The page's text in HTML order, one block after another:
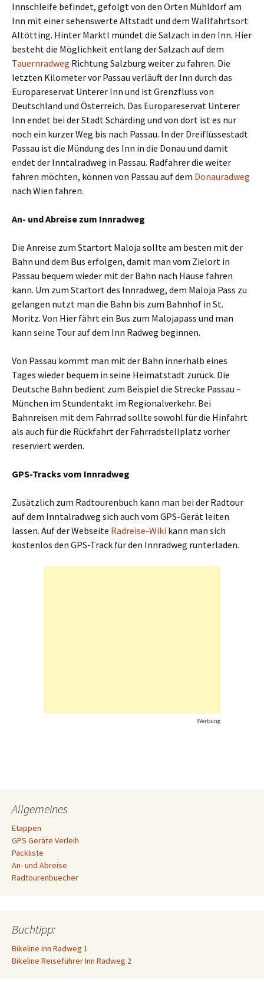
Innschleife befindet, gefolgt von den Orten Mühldorf am
Inn mit einer sehenswerte Altstadt und dem Wallfahrtsort
Altötting. Hinter Marktl mündet die Salzach in den Inn. Hier
besteht die Möglichkeit entlang der Salzach auf dem
Tauernradweg Richtung Salzburg weiter zu fahren. Die
letzten Kilometer vor Passau verläuft der Inn durch das
Europareservat Unterer Inn und ist Grenzfluss von
Deutschland und Österreich. Das Europareservat Unterer
Inn endet bei der Stadt Schärding und von dort ist es nur
noch ein kurzer Weg bis nach Passau. In der Dreiflüssestadt
Passau ist die Mündung des Inn in die Donau und damit
endet der Inntalradweg in Passau. Radfahrer die weiter
fahren möchten, können von Passau auf dem Donauradweg
nach Wien fahren.
An- und Abreise zum Innradweg
Die Anreise zum Startort Maloja sollte am besten mit der
Bahn und dem Bus erfolgen, damit man vom Zielort in
Passau bequem wieder mit der Bahn nach Hause fahren
kann. Um zum Startort des Innradweg, dem Maloja Pass zu
gelangen nutzt man die Bahn bis zum Bahnhof in St.
Moritz. Von Hier fährt ein Bus zum Malojapass und man
kann seine Tour auf dem Inn Radweg beginnen.
Von Passau kommt man mit der Bahn innerhalb eines
Tages wieder bequem in seine Heimatstadt zurück. Die
Deutsche Bahn bedient zum Beispiel die Strecke Passau –
München im Stundentakt im Regionalverkehr. Bei
Bahnreisen mit dem Fahrrad sollte sowohl für die Hinfahrt
als auch für die Rückfahrt der Fahrradstellplatz vorher
reserviert werden.
GPS-Tracks vom Innradweg
Zusätzlich zum Radtourenbuch kann man bei der Radtour
auf dem Inntalradweg sich auch vom GPS-Gerät leiten
lassen. Auf der Webseite Radreise-Wiki kann man sich
kostenlos den GPS-Track für den Innradweg runterladen.
Werbung
Allgemeines
Etappen
GPS Geräte Verleih
Packliste
An- und Abreise
Radtourenbuecher
Buchtipp:
Bikeline Inn Radweg 1
Bikeline Reiseführer Inn Radweg 2